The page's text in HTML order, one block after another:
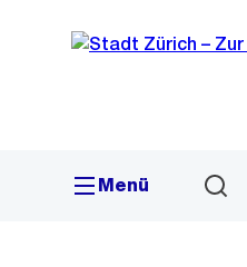
Navigation
Sprunglink
Menü